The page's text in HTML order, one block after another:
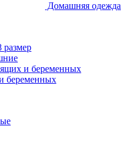
Домашняя одежда
размер
и беременных
беременных